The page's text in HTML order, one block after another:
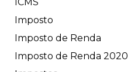
ICMS
Imposto
Imposto de Renda
Imposto de Renda 2020